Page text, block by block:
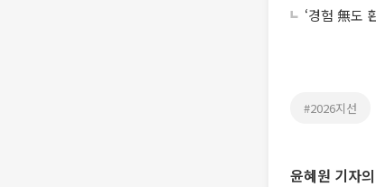
‘경험 無도
#2026지선
윤혜원 기자